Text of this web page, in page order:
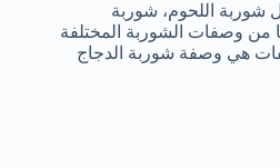
شوربة اللحوم، شوربة
من وصفات الشوربة المختلفة
هي وصفة شوربة الدجاج